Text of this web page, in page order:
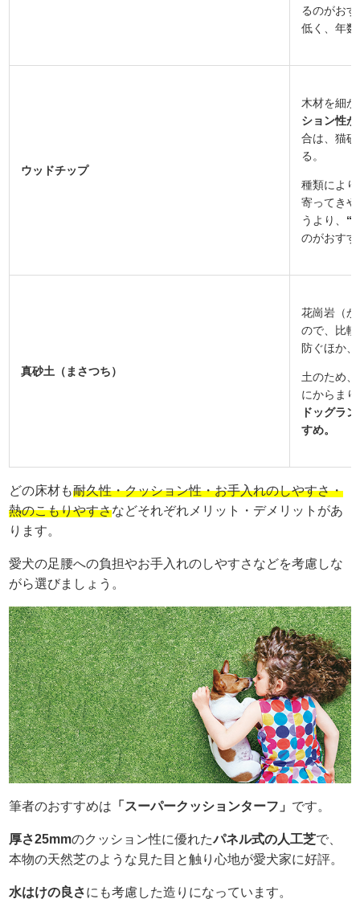
るのがお
低く、年
ウッドチップ
木材を細
ション性
合は、猫
る。
種類により
寄ってき
うより、 “
のがおすす
真砂土（まさつち）
花崗岩（
ので、比較
防ぐほか
土のため
にからま
ドッグラ
すめ。
どの床材も耐久性・クッション性・お手入れのしやすさ・
熱のこもりやすさなどそれぞれメリット・デメリットがあ
ります。
愛犬の足腰への負担やお手入れのしやすさなどを考慮しな
がら選びましょう。
筆者のおすすめは 「スーパークッションターフ」 です。
厚さ25mmのクッション性に優れたパネル式の人工芝で、
本物の天然芝のような見た目と触り心地が愛犬家に好評。
水はけの良さにも考慮した造りになっています。